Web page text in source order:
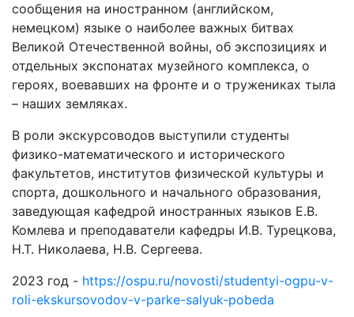
сообщения на иностранном (английском,
немецком) языке о наиболее важных битвах
Великой Отечественной войны, об экспозициях и
отдельных экспонатах музейного комплекса, о
героях, воевавших на фронте и о тружениках тыла
– наших земляках.
В роли экскурсоводов выступили студенты
физико-математического и исторического
факультетов, институтов физической культуры и
спорта, дошкольного и начального образования,
заведующая кафедрой иностранных языков Е.В.
Комлева и преподаватели кафедры И.В. Турецкова,
Н.Т. Николаева, Н.В. Сергеева.
2023 год - https://ospu.ru/novosti/studentyi-ogpu-v-
roli-ekskursovodov-v-parke-salyuk-pobeda